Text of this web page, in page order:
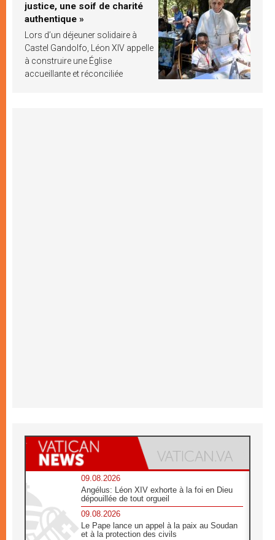
justice, une soif de charité
authentique »
Lors d’un déjeuner solidaire à
Castel Gandolfo, Léon XIV appelle
à construire une Église
accueillante et réconciliée
09.08.2026
Angélus: Léon XIV exhorte à la foi en Dieu
dépouillée de tout orgueil
09.08.2026
Le Pape lance un appel à la paix au Soudan
et à la protection des civils